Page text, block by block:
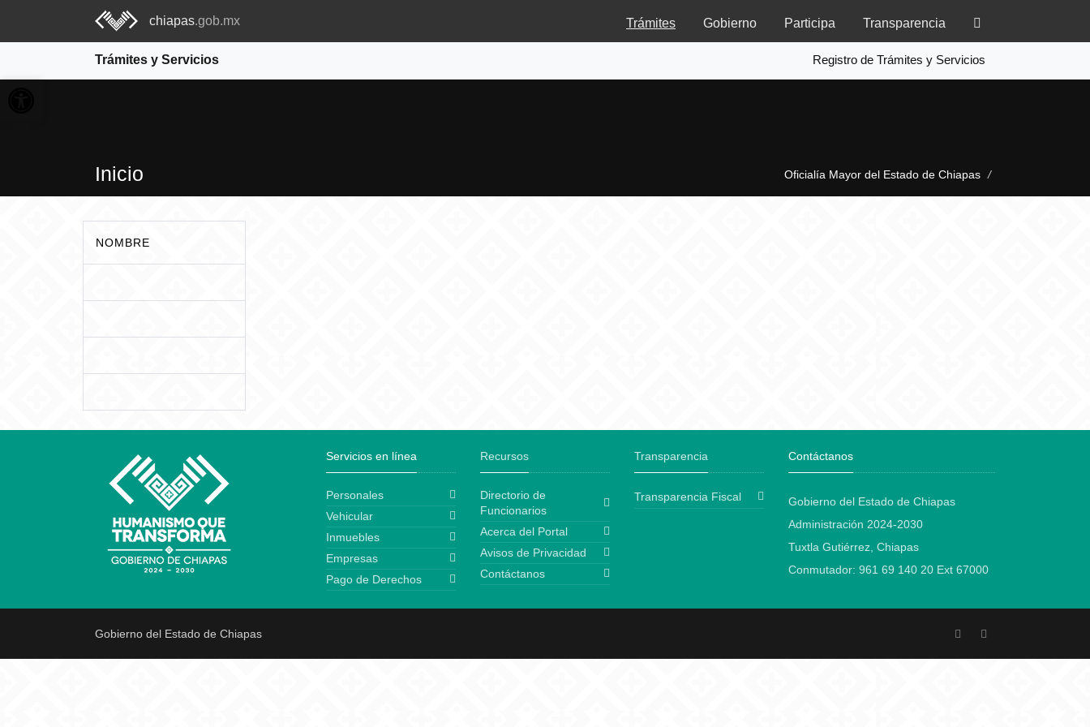
chiapas.gob.mx Trámites Gobierno Participa Transparencia
Trámites y Servicios Registro de Trámites y Servicios
Abrir barra de herramientas
Inicio Oficialía Mayor del Estado de Chiapas /
NOMBRE
Servicios en línea
Personales
Vehicular
Inmuebles
Empresas
Pago de Derechos
Recursos
Directorio de
Funcionarios
Acerca del Portal
Avisos de Privacidad
Contáctanos
Transparencia
Transparencia Fiscal
Contáctanos
Gobierno del Estado de Chiapas
Administración 2024-2030
Tuxtla Gutiérrez, Chiapas
Conmutador: 961 69 140 20 Ext 67000
Gobierno del Estado de Chiapas